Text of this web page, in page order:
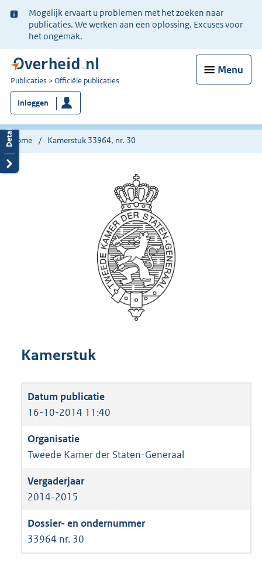
Ter
informatie:
Mogelijk ervaart u problemen met het zoeken naar
publicaties. We werken aan een oplossing. Excuses voor
het ongemak.
Menu
U
bent
nu
hier:
Publicaties Officiële publicaties
Inloggen
Home Kamerstuk 33964, nr. 30
Kamerstuk
16-10-2014 11:40
Tweede Kamer der Staten-Generaal
2014-2015
33964 nr. 30